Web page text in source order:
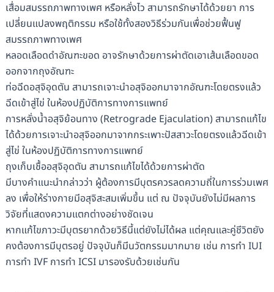
เสื่อมสมรรถภาพทางเพศ หรือหลั่งไว สามารถรักษาได้ด้วยยา การ
เปลี่ยนแปลงพฤติกรรม หรือใช้ทั้งสองวิธีร่วมกันเพื่อช่วยฟื้นฟู
สมรรถภาพทางเพศ
หลอดเลือดดำอัณฑะขอด อาจรักษาด้วยการผ่าตัดเอาเส้นเลือดขอด
ออกจากถุงอัณฑะ
ท่อฉีดอสุจิอุดตัน สามารถเจาะนำอสุจิออกมาจากอัณฑะโดยตรงแล้ว
ฉีดเข้าสู่ไข่ ในห้องปฏิบัติการทางการแพทย์
การหลั่งน้ำอสุจิย้อนทาง (Retrograde Ejaculation) สามารถแก้ไข
ได้ด้วยการเจาะนำอสุจิออกมาจากกระเพาะปัสสาวะโดยตรงแล้วฉีดเข้า
สู่ไข่ ในห้องปฏิบัติการทางการแพทย์
ถุงเก็บเชื้ออสุจิอุดตัน สามารถแก้ไขได้ด้วยการผ่าตัด
มีบางคำแนะนำกล่าวว่า ผู้ต้องการมีบุตรควรลดความถี่ในการร่วมเพศ
ลง เพื่อให้ร่างกายมีอสุจิสะสมเพิ่มขึ้น แต่ ณ ปัจจุบันยังไม่มีผลการ
วิจัยที่แสดงความแตกต่างอย่างชัดเจน
หากแก้ไขภาวะมีบุตรยากด้วยวิธีนี้แต่ยังไม่ได้ผล แต่คุณและคู่ชีวิตยัง
คงต้องการมีบุตรอยู่ ปัจจุบันก็มีนวัตกรรมมากมาย เช่น การทำ IUI
การทำ IVF การทำ ICSI มารองรับด้วยเช่นกัน